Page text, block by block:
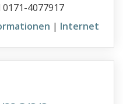
0171-4077917
| Internet